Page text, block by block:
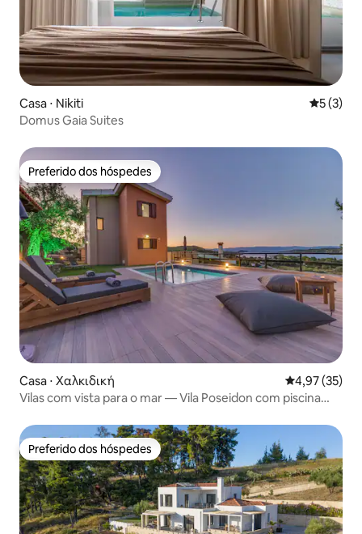
Casa ⋅ Nikiti 5 de
5 (3)
Domus Gaia Suites
Preferido dos hóspedes
Preferido dos hóspedes
Casa ⋅ Χαλκιδική 4,97 de uma
4,97 (35)
Vilas com vista para o mar — Vila Poseidon com piscina
Preferido dos hóspedes
Preferido dos hóspedes